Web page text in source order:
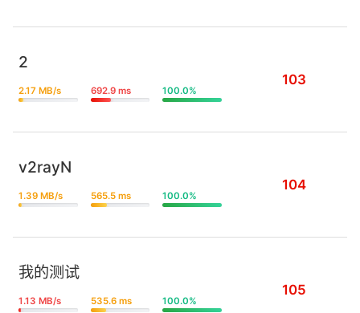
2
2.17 MB/s 692.9 ms 100.0%
103
v2rayN
1.39 MB/s 565.5 ms 100.0%
104
我的测试
1.13 MB/s 535.6 ms 100.0%
105